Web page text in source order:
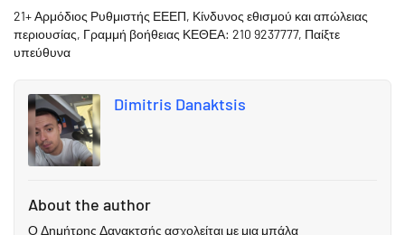
21+ Αρμόδιος Ρυθμιστής ΕΕΕΠ, Κίνδυνος εθισμού και απώλειας
περιουσίας, Γραμμή βοήθειας ΚΕΘΕΑ: 210 9237777, Παίξτε
υπεύθυνα
Dimitris Danaktsis
About the author
Ο Δημήτρης Δανακτσής ασχολείται με μια μπάλα